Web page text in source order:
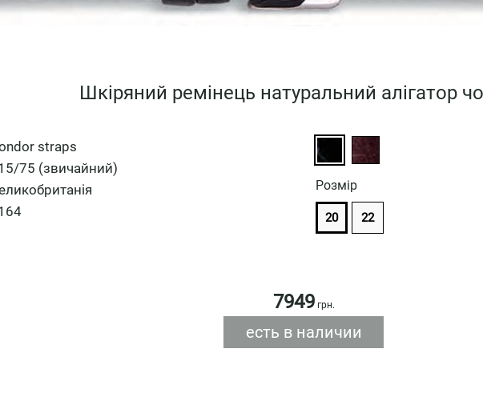
Шкіряний ремінець натуральний алігатор
straps
75 (звичайний)
Розмiр
20 22
7949грн.
есть в наличии